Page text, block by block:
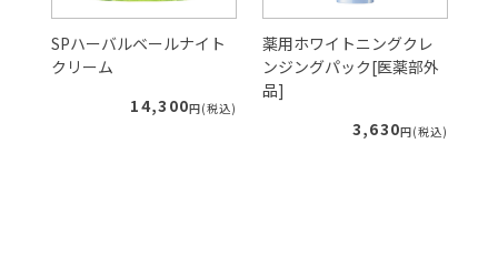
SPハーバルベールナイト
クリーム
14,300円(税込)
薬用ホワイトニングクレ
ンジングパック[医薬部外
品]
3,630円(税込)